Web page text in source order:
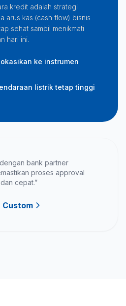
kredit adalah strategi
arus kas (cash flow) bisnis
sehat sambil menikmati
hari ini.
ke instrumen
listrik tetap tinggi
bank partner
proses approval
cepat.”
Custom